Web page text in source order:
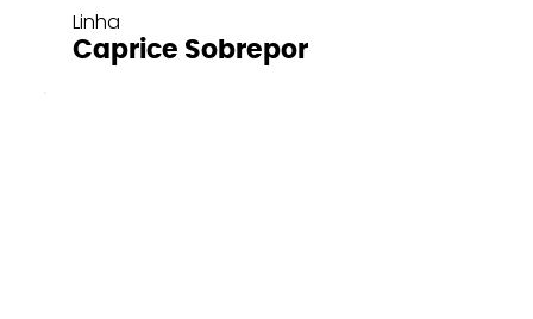
Linha
Caprice Sobrepor